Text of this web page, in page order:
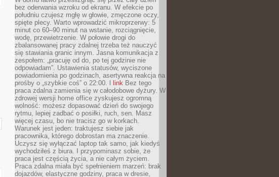
bez oderwania wzroku od ekranu. W efekcie po
południu czujesz mgłę w głowie, zmęczone oczy,
spięte plecy. Warto wprowadzić mikroprzerwy: 5
minut co 60–90 minut na wstanie, rozciągnięcie,
wodę, przewietrzenie. W połowie drogi do
zbalansowanej pracy zdalnej trzeba też nauczyć
się stawiania granic innym. Jasna komunikacja z
zespołem: „pracuję od do, po tej godzinie nie
odpowiadam”. Ustawienia statusów, wyciszone
powiadomienia po godzinach, asertywna reakcja na
prośby o „szybkie coś” o 22:00. l
link Bez tego
praca zdalna zamienia się w całodobowe dyżury. W
zdrowej wersji home office zyskujesz ogromną
wolność: możesz dopasować dzień do swojego
rytmu, lepiej zadbać o posiłki, ruch, sen. Masz
więcej czasu, bo nie tracisz go w korkach.
Warunek jest jeden: traktujesz siebie jak
pracownika, którego dobrostan ma znaczenie.
Uczysz się wyłączać laptop tak samo, jak kiedyś
wychodziłeś z biura. I przypominasz sobie, że
praca jest częścią życia, a nie całym życiem.
Praca zdalna miała być spełnieniem marzeń: brak
dojazdów, elastyczne godziny, praca w dresie,